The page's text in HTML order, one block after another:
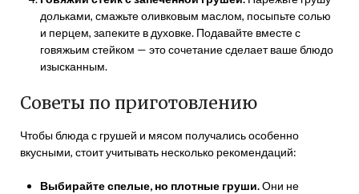
дольками, смажьте оливковым маслом, посыпьте солью
и перцем, запеките в духовке. Подавайте вместе с
говяжьим стейком — это сочетание сделает ваше блюдо
изысканным.
Советы по приготовлению
Чтобы блюда с грушей и мясом получались особенно
вкусными, стоит учитывать несколько рекомендаций:
Выбирайте спелые, но плотные груши.Они не